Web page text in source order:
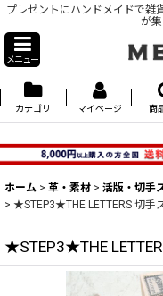
プレゼントにハンドメイドで
が
メニュー
カテゴリ マイページ 商
ホーム > 革・素材 > 活版・切手
> ★STEP3★THE LETTERS 切手
★STEP3★THE